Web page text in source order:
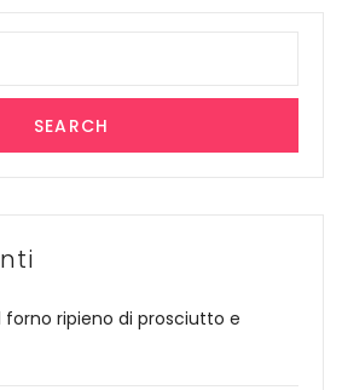
SEARCH
ripieno di prosciutto e